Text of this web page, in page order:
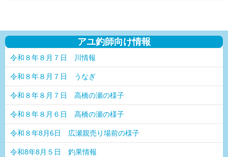
アユ釣師向け情報
令和８年８月７日 川情報
令和８年８月７日 うなぎ
令和８年８月７日 高橋の瀬の様子
令和８年８月６日 高橋の瀬の様子
令和８年8月6日 広瀬親売り場前の様子
令和8年8月５日 釣果情報